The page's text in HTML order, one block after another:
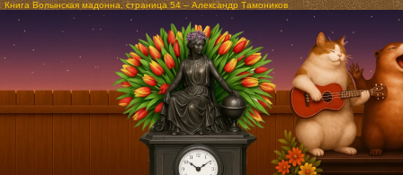
Книга Волынская мадонна, страница 54 – Александр Тамоников